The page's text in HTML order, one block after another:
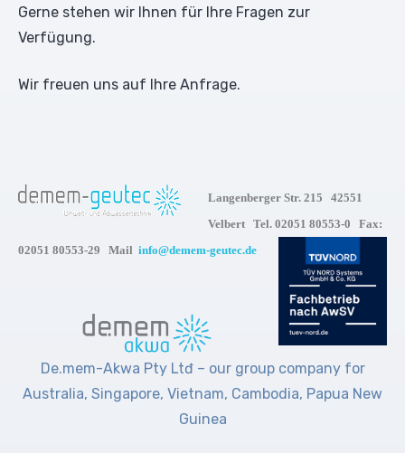
Gerne stehen wir Ihnen für Ihre Fragen zur
Verfügung.
Wir freuen uns auf Ihre Anfrage.
Langenberger Str. 215 42551
Velbert Tel. 02051 80553-0 Fax:
02051 80553-29 Mail info@demem-geutec.de
De.mem-Akwa Pty Ltđ – our group company for
Australia, Singapore, Vietnam, Cambodia, Papua New
Guinea